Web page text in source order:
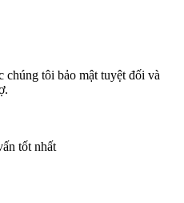
chúng tôi bảo mật tuyệt đối và
tốt nhất